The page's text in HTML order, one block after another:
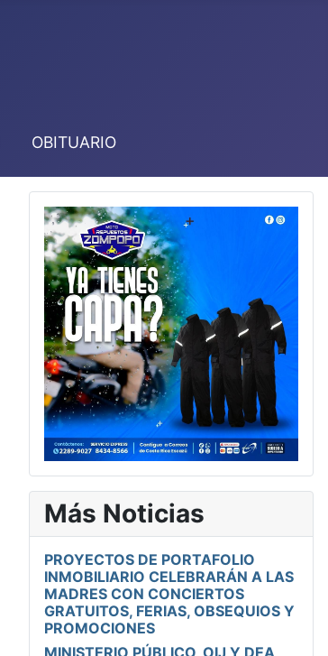
OBITUARIO
Más Noticias
PROYECTOS DE PORTAFOLIO
INMOBILIARIO CELEBRARÁN A LAS
MADRES CON CONCIERTOS
GRATUITOS, FERIAS, OBSEQUIOS Y
PROMOCIONES
MINISTERIO PÚBLICO, OIJ Y DEA